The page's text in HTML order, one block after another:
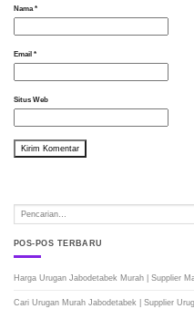
Nama *
Email *
Situs Web
POS-POS TERBARU
Harga Urugan Jabodetabek Murah | Supplier
Cari Urugan Murah Jabodetabek | Supplier